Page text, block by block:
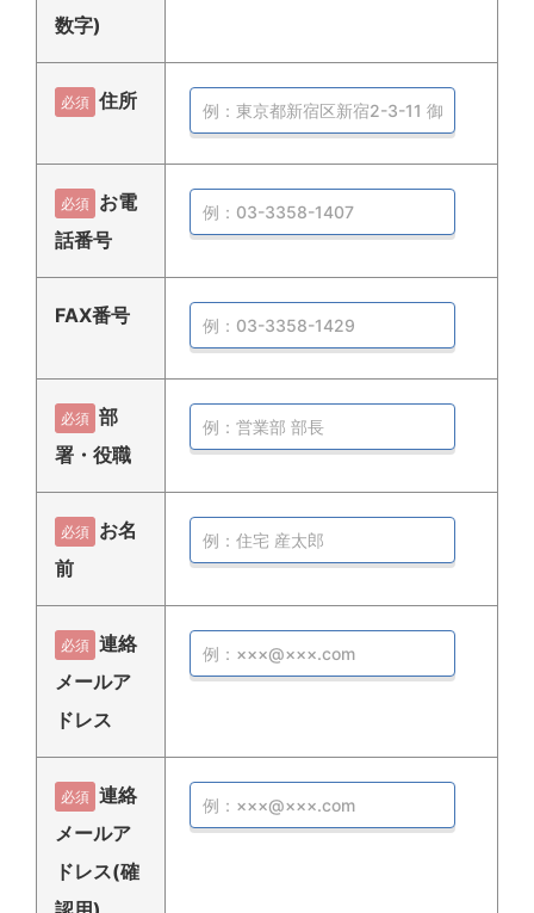
数字)
必須 住所
必須 お電
話番号
FAX番号
必須 部
署・役職
必須 お名
前
必須 連絡
メールア
ドレス
必須 連絡
メールア
ドレス(確